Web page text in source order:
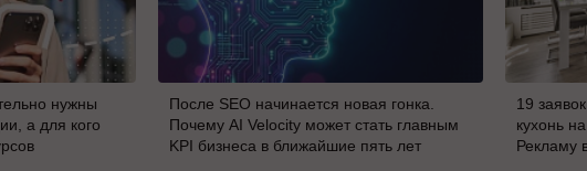
нужны
а для кого
После SEO начинается новая гонка.
Почему AI Velocity может стать главным
KPI бизнеса в ближайшие пять лет
19
кухонь
Рекламу